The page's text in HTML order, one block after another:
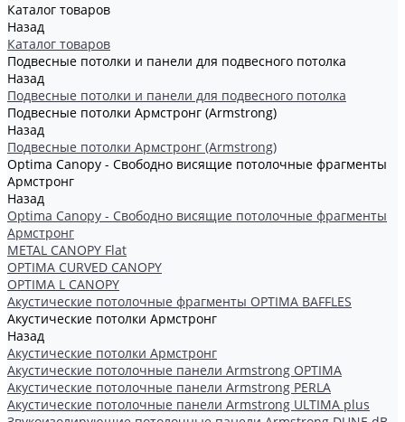
Каталог товаров
Назад
Каталог товаров
Подвесные потолки и панели для подвесного потолка
Назад
Подвесные потолки и панели для подвесного потолка
Подвесные потолки Армстронг (Armstrong)
Назад
Подвесные потолки Армстронг (Armstrong)
Optima Canopy - Свободно висящие потолочные фрагменты
Армстронг
Назад
Optima Canopy - Свободно висящие потолочные фрагменты
Армстронг
METAL CANOPY Flat
OPTIMA CURVED CANOPY
OPTIMA L CANOPY
Акустические потолочные фрагменты OPTIMA BAFFLES
Акустические потолки Армстронг
Назад
Акустические потолки Армстронг
Акустические потолочные панели Armstrong OPTIMA
Акустические потолочные панели Armstrong PERLA
Акустические потолочные панели Armstrong ULTIMA plus